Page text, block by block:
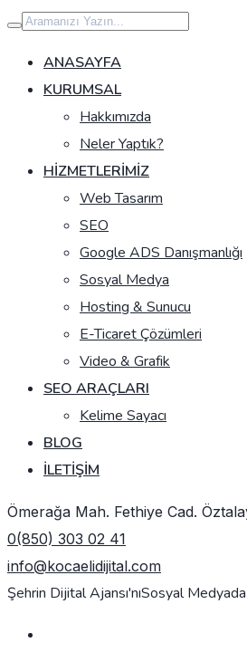
İçeriğe
geç
ANASAYFA
KURUMSAL
Hakkımızda
Neler Yaptık?
HIZMETLERIMIZ
Web Tasarım
SEO
Google ADS Danışmanlığı
Sosyal Medya
Hosting & Sunucu
E-Ticaret Çözümleri
Video & Grafik
SEO ARAÇLARI
Kelime Sayacı
BLOG
İLETIŞIM
Ömerağa Mah. Fethiye Cad.
0(850) 303 02 41
info@kocaelidijital.com
Şehrin Dijital Ajansı'nıSosyal